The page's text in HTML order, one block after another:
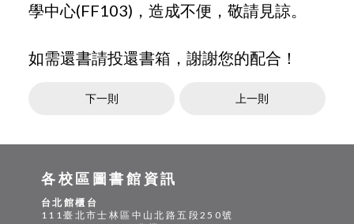
學中心(FF103)，造成不便，敬請見諒。
如需還書請投還書箱，謝謝您的配合！
下一則 上一則
各校區圖書館資訊
台北館櫃台
111臺北市士林區中山北路五段250號